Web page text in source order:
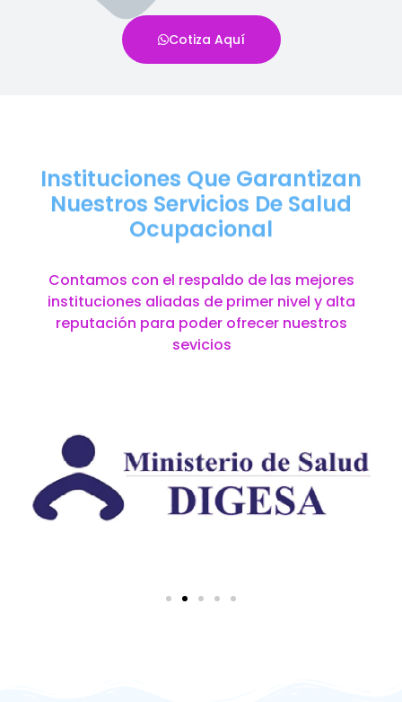
Cotiza Aquí
Instituciones Que Garantizan
Nuestros Servicios De Salud
Ocupacional
Contamos con el respaldo de las mejores
instituciones aliadas de primer nivel y alta
reputación para poder ofrecer nuestros
sevicios